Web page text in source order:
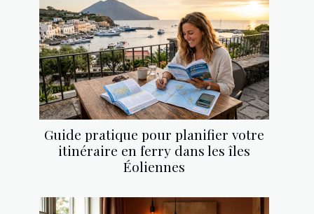
Guide pratique pour planifier votre
itinéraire en ferry dans les îles
Éoliennes